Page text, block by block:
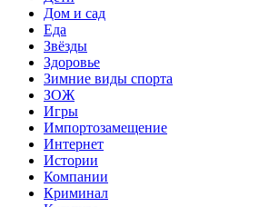
Дом и сад
Еда
Звёзды
Здоровье
Зимние виды спорта
ЗОЖ
Игры
Импортозамещение
Интернет
Истории
Компании
Криминал